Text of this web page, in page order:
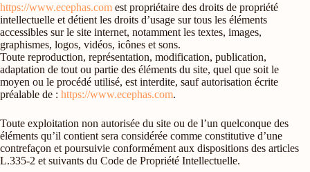
https://www.ecephas.com est propriétaire des droits de propriété
intellectuelle et détient les droits d’usage sur tous les éléments
accessibles sur le site internet, notamment les textes, images,
graphismes, logos, vidéos, icônes et sons.
Toute reproduction, représentation, modification, publication,
adaptation de tout ou partie des éléments du site, quel que soit le
moyen ou le procédé utilisé, est interdite, sauf autorisation écrite
préalable de : https://www.ecephas.com.
Toute exploitation non autorisée du site ou de l’un quelconque des
éléments qu’il contient sera considérée comme constitutive d’une
contrefaçon et poursuivie conformément aux dispositions des articles
L.335-2 et suivants du Code de Propriété Intellectuelle.